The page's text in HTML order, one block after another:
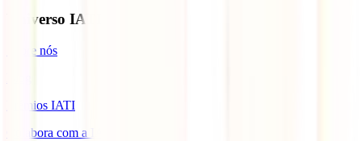
Universo IATI
Sobre nós
Prémios IATI
Colabora com a IATI